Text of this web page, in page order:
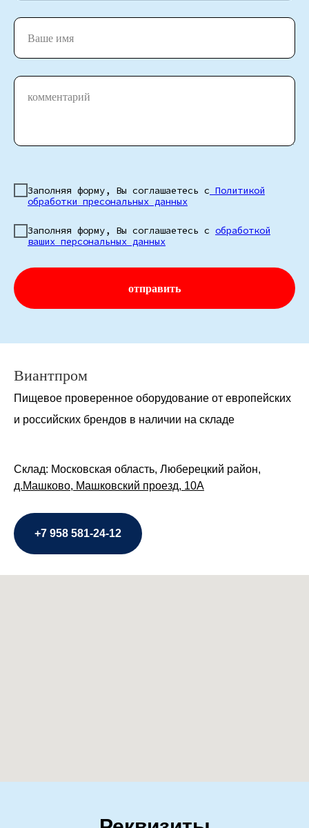
Ваше имя
комментарий
Заполняя форму, Вы соглашаетесь с Политикой
обработки пресональных данных
Заполняя форму, Вы соглашаетесь с обработкой
ваших персональных данных
отправить
Виантпром
Пищевое проверенное оборудование от европейских
и российских брендов в наличии на складе
Склад: Московская область, Люберецкий район,
д.Машково, Машковский проезд, 10А
+7 958 581-24-12